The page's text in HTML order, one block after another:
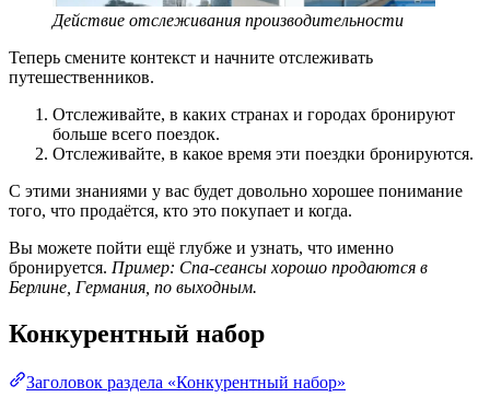
Действие отслеживания производительности
Теперь смените контекст и начните отслеживать
путешественников.
Отслеживайте, в каких странах и городах бронируют
больше всего поездок.
Отслеживайте, в какое время эти поездки бронируются.
С этими знаниями у вас будет довольно хорошее понимание
того, что продаётся, кто это покупает и когда.
Вы можете пойти ещё глубже и узнать, что именно
бронируется. Пример: Спа-сеансы хорошо продаются в
Берлине, Германия, по выходным.
Конкурентный набор
Заголовок раздела «Конкурентный набор»